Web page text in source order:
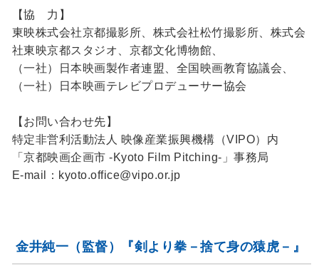
【協 力】
東映株式会社京都撮影所、株式会社松竹撮影所、株式会
社東映京都スタジオ、京都文化博物館、
（一社）日本映画製作者連盟、全国映画教育協議会、
（一社）日本映画テレビプロデューサー協会
【お問い合わせ先】
特定非営利活動法人 映像産業振興機構（VIPO）内
「京都映画企画市 -Kyoto Film Pitching-」事務局
E-mail：kyoto.office@vipo.or.jp
金井純一（監督）『剣より拳－捨て身の猿虎－』